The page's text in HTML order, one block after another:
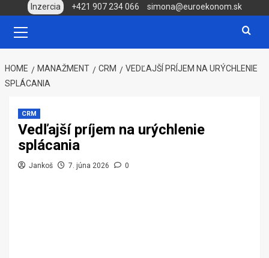
content
Inzercia +421 907 234 066
simona@euroekonom.sk
Menu
HOME MANAŽMENT CRM
VEDĽAJŠÍ PRÍJEM NA URÝCHLENIE
SPLÁCANIA
CRM
Vedľajší príjem na urýchlenie
splácania
Jankoš 7. júna 2026 0